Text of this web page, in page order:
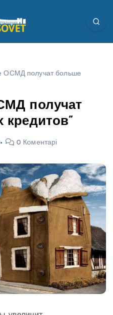
ОСМД получат больше
получат
0 Коментарі